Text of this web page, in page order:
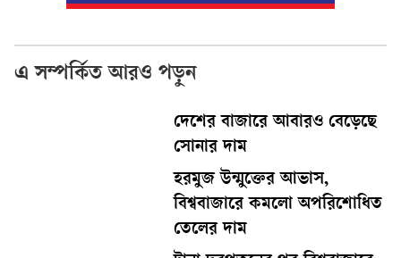
এ সম্পর্কিত আরও পড়ুন
দেশের বাজারে আবারও বেড়েছে
সোনার দাম
হরমুজ উন্মুক্তের আভাস,
বিশ্ববাজারে কমলো অপরিশোধিত
তেলের দাম